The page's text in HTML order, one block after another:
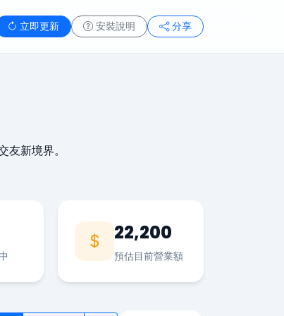
立即更新 安裝說明 分享
新境界。
22,200
預估目前營業額